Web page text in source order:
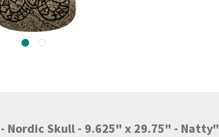
Skull - 9.625" x 29.75" - Natty"